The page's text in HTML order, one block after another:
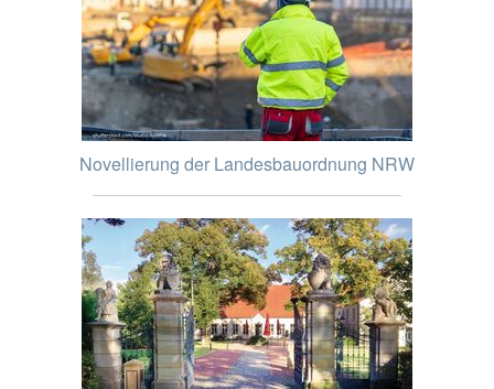
Novellierung der Landesbauordnung NRW